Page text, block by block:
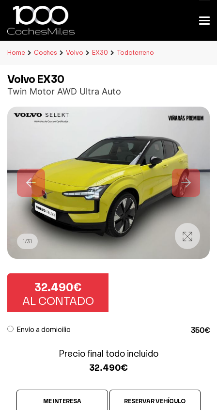
Home Coches Volvo EX30 Todoterreno
Volvo EX30
Twin Motor AWD Ultra Auto
1/31
32.490€
AL CONTADO
Envío a domicilio 350€
Precio final todo incluido
32.490€
ME INTERESA RESERVAR VEHÍCULO